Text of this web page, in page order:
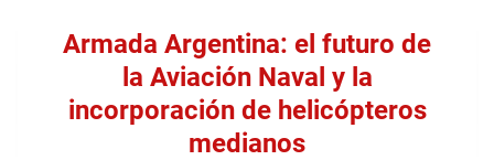
Armada Argentina: el futuro de
la Aviación Naval y la
incorporación de helicópteros
medianos